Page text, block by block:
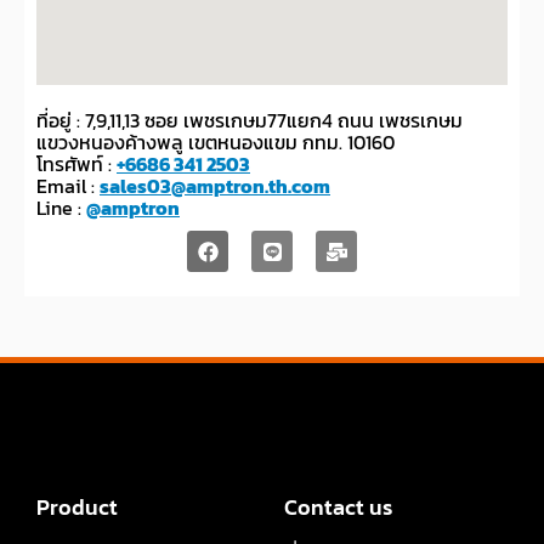
ที่อยู่ : 7,9,11,13 ซอย เพชรเกษม77แยก4 ถนน เพชรเกษม
แขวงหนองค้างพลู เขตหนองแขม กทม. 10160
โทรศัพท์ :+6686 341 2503
Email :sales03@amptron.th.com
Line :@amptron
Product
Contact us